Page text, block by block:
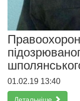
01.02.19 13:40
Детальніше